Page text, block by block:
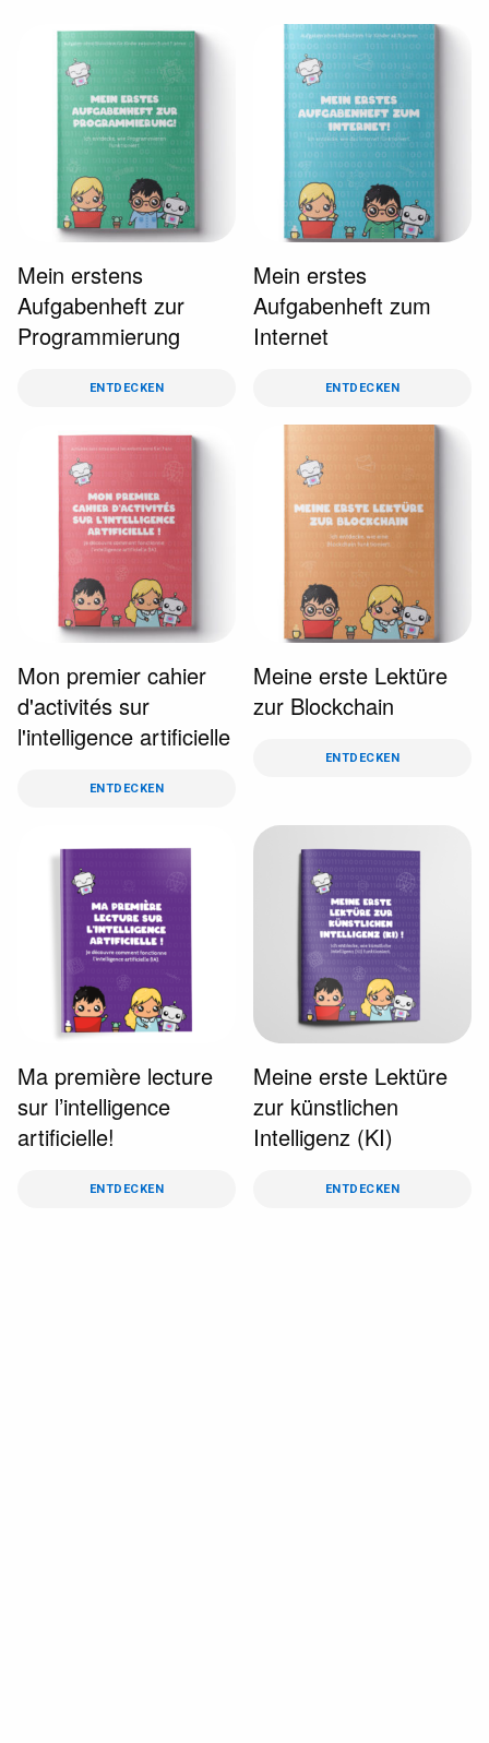
Mein erstens
Aufgabenheft zur
Programmierung
ENTDECKEN
Mein erstes
Aufgabenheft zum
Internet
ENTDECKEN
Mon premier cahier
d'activités sur
l'intelligence artificielle
ENTDECKEN
Meine erste Lektüre
zur Blockchain
ENTDECKEN
Ma première lecture
sur l’intelligence
artificielle!
ENTDECKEN
Meine erste Lektüre
zur künstlichen
Intelligenz (KI)
ENTDECKEN